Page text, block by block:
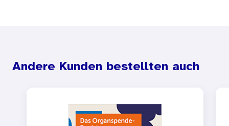
Andere Kunden bestellten auch